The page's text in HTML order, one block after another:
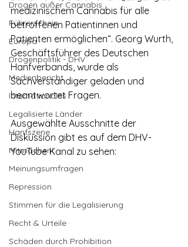
Drogen außer Cannabis
Führerschein
Europa
Drogenpolitik - DHV
Medienbericht
Internationales
Legalisierte Länder
Hanfszene
Mitmachen!
Meinungsumfragen
Repression
Stimmen für die Legalisierung
Recht & Urteile
Schäden durch Prohibition
medizinischem Cannabis für alle
betroffenen Patientinnen und
Patienten ermöglichen“. Georg Wurth,
Geschäftsführer des Deutschen
Hanfverbands, wurde als
Sachverständiger geladen und
beantwortet Fragen.
Ausgewählte Ausschnitte der
Diskussion gibt es auf dem DHV-
YouTube Kanal zu sehen: